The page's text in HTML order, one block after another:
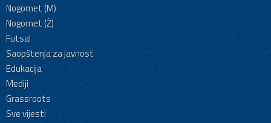
Nogomet (M)
Nogomet (Ž)
Futsal
Saopštenja za javnost
Edukacija
Mediji
Grassroots
Sve vijesti